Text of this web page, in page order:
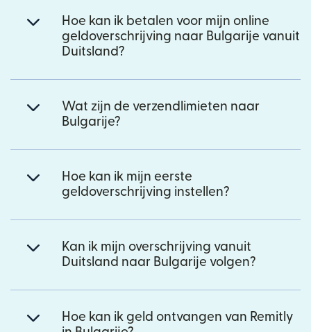
Hoe kan ik betalen voor mijn online
geldoverschrijving naar Bulgarije vanuit
Duitsland?
Wat zijn de verzendlimieten naar
Bulgarije?
Hoe kan ik mijn eerste
geldoverschrijving instellen?
Kan ik mijn overschrijving vanuit
Duitsland naar Bulgarije volgen?
Hoe kan ik geld ontvangen van Remitly